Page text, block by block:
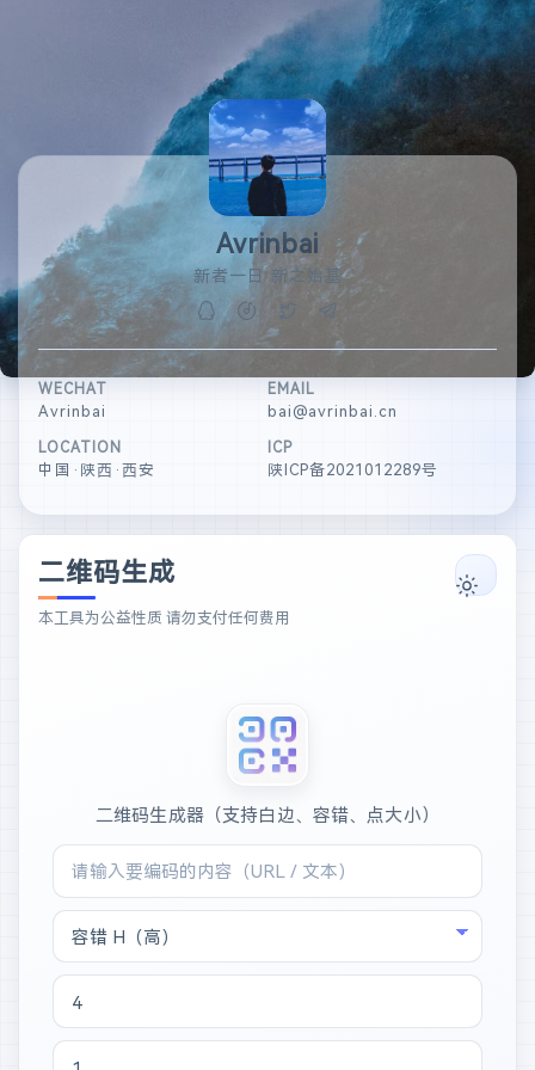
Avrinbai
新者一日 新之始基
WECHAT
Avrinbai
LOCATION
中国·陕西·西安
EMAIL
bai@avrinbai.cn
ICP
陕ICP备2021012289号
二维码生成
本工具为公益性质 请勿支付任何费用
二维码生成器（支持白边、容错、点大小）